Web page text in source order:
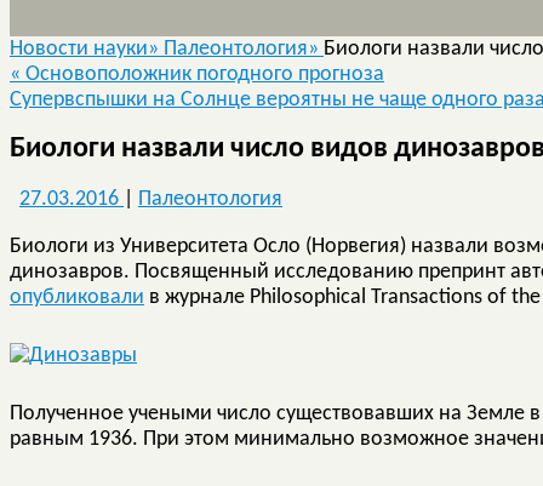
Новости науки» Палеонтология» Биологи назвали
« Основоположник погодного прогноза
Супервспышки на Солнце вероятны не чаще одного
Биологи назвали число видов
27.03.2016 Палеонтология
Биологи из Университета Осло (Норвегия) назвали
динозавров. Посвященный исследованию препринт
опубликовали в журнале Philosophical Transactions of
Полученное учеными число существовавших на Земле
равным 1936. При этом минимально возможное